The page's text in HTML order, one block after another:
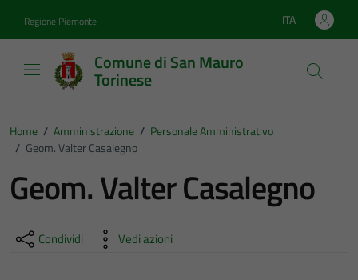
Regione Piemonte Lingua attiva:
ITA
Comune di San Mauro
Torinese
Home / Amministrazione / Personale Amministrativo
/ Geom. Valter Casalegno
Geom. Valter Casalegno
Condividi Vedi azioni